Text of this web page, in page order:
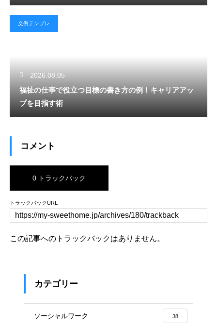
文例テンプレ
2026.08.05
福祉の仕事で役立つ目標の書き方の例！キャリアアッ
プを目指す術
コメント
0 トラックバック
トラックバックURL
この記事へのトラックバックはありません。
カテゴリー
ソーシャルワーク 38